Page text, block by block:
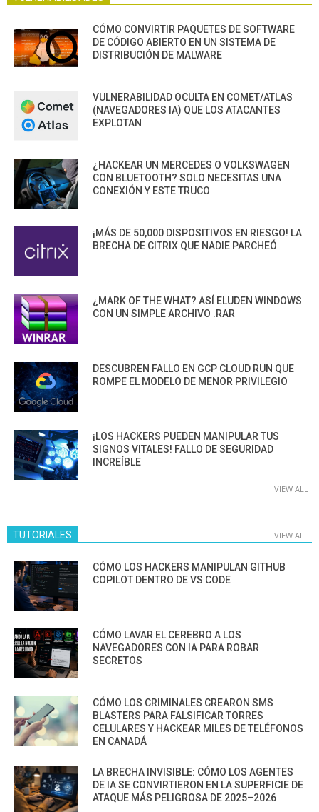
CÓMO CONVIRTIR PAQUETES DE SOFTWARE
DE CÓDIGO ABIERTO EN UN SISTEMA DE
DISTRIBUCIÓN DE MALWARE
VULNERABILIDAD OCULTA EN COMET/ATLAS
(NAVEGADORES IA) QUE LOS ATACANTES
EXPLOTAN
¿HACKEAR UN MERCEDES O VOLKSWAGEN
CON BLUETOOTH? SOLO NECESITAS UNA
CONEXIÓN Y ESTE TRUCO
¡MÁS DE 50,000 DISPOSITIVOS EN RIESGO! LA
BRECHA DE CITRIX QUE NADIE PARCHEÓ
¿MARK OF THE WHAT? ASÍ ELUDEN WINDOWS
CON UN SIMPLE ARCHIVO .RAR
DESCUBREN FALLO EN GCP CLOUD RUN QUE
ROMPE EL MODELO DE MENOR PRIVILEGIO
¡LOS HACKERS PUEDEN MANIPULAR TUS
SIGNOS VITALES! FALLO DE SEGURIDAD
INCREÍBLE
VIEW ALL
TUTORIALES VIEW ALL
CÓMO LOS HACKERS MANIPULAN GITHUB
COPILOT DENTRO DE VS CODE
CÓMO LAVAR EL CEREBRO A LOS
NAVEGADORES CON IA PARA ROBAR
SECRETOS
CÓMO LOS CRIMINALES CREARON SMS
BLASTERS PARA FALSIFICAR TORRES
CELULARES Y HACKEAR MILES DE TELÉFONOS
EN CANADÁ
LA BRECHA INVISIBLE: CÓMO LOS AGENTES
DE IA SE CONVIRTIERON EN LA SUPERFICIE DE
ATAQUE MÁS PELIGROSA DE 2025–2026